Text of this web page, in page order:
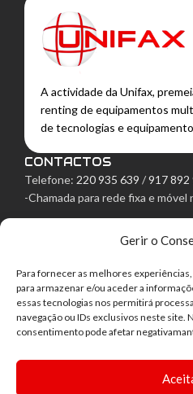
Gerir o
Para fornecer as melhores
para armazenar e/ou aceder a
essas tecnologias nos permitirá
navegação ou IDs exclusivos neste site.
consentimento pode afetar
A actividade da Unifax,
renting de equipamentos
de tecnologias e
CONTACTOS
Telefone: 220 935 639 /917 892
-Chamada para rede fixa e móvel
4050-236 Porto
LINKS ÚTEIS
Política de Privacidade
Política de Cookies